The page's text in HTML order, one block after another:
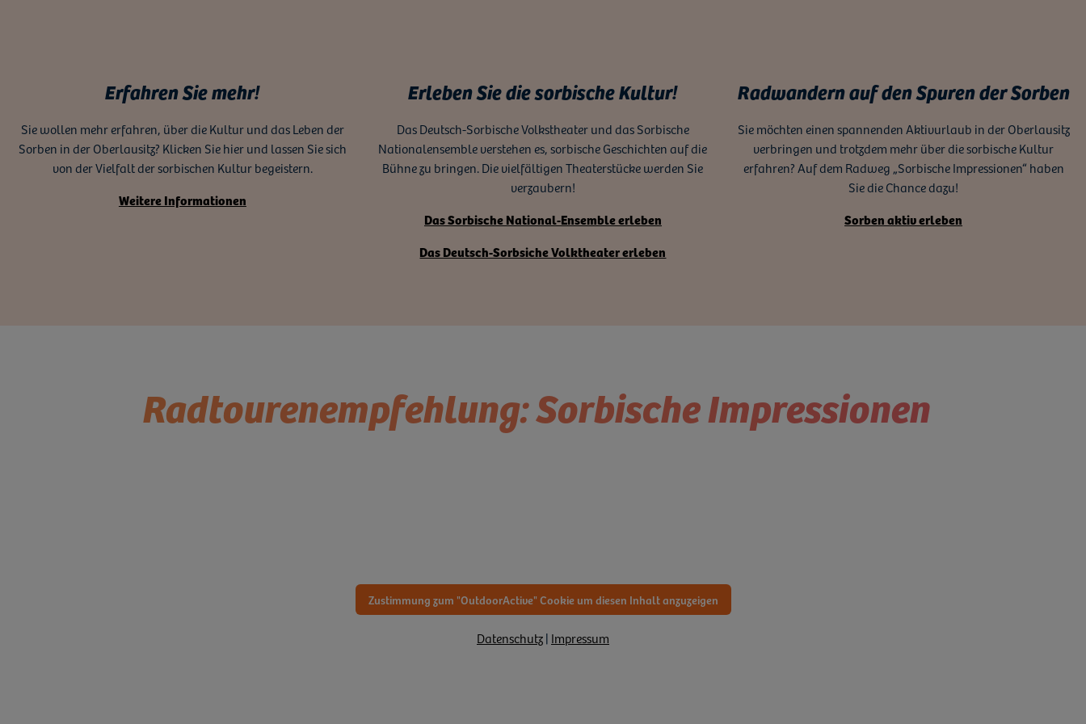
Erfahren Sie mehr!
Sie wollen mehr erfahren, über die Kultur und das Leben der
Sorben in der Oberlausitz? Klicken Sie hier und lassen Sie sich
von der Vielfalt der sorbischen Kultur begeistern.
Weitere Informationen
Erleben Sie die sorbische Kultur!
Das Deutsch-Sorbische Volkstheater und das Sorbische
Nationalensemble verstehen es, sorbische Geschichten auf die
Bühne zu bringen. Die vielfältigen Theaterstücke werden Sie
verzaubern!
Das Sorbische National-Ensemble erleben
Das Deutsch-Sorbsiche Volktheater erleben
Radwandern auf den Spuren der Sorben
Sie möchten einen spannenden Aktivurlaub in der Oberlausitz
verbringen und trotzdem mehr über die sorbische Kultur
erfahren? Auf dem Radweg „Sorbische Impressionen“ haben
Sie die Chance dazu!
Sorben aktiv erleben
Radtourenempfehlung: Sorbische Impressionen
Zustimmung zum "OutdoorActive" Cookie um diesen Inhalt anzuzeigen
Datenschutz| Impressum